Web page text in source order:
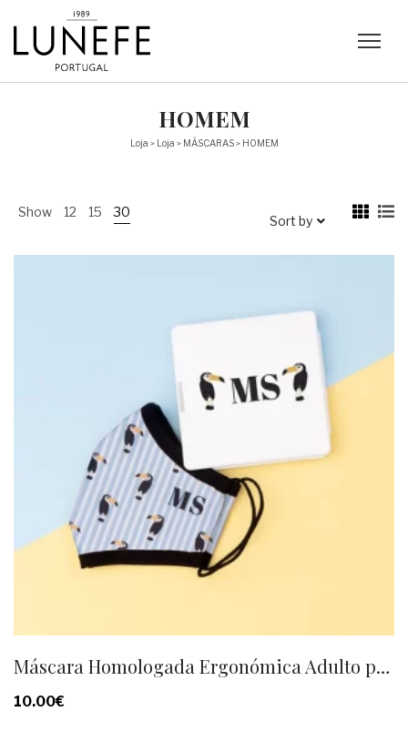
HOMEM
Loja > Loja > MÁSCARAS > HOMEM
Show 12 15 30
Sort by
Máscara Homologada Ergonómica Adulto personalizada
10.00€